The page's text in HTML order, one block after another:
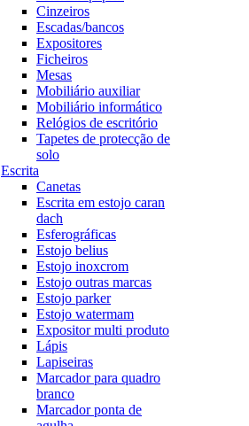
Cinzeiros
Escadas/bancos
Expositores
Ficheiros
Mesas
Mobiliário auxiliar
Mobiliário informático
Relógios de escritório
Tapetes de protecção de
solo
Escrita
Canetas
Escrita em estojo caran
dach
Esferográficas
Estojo belius
Estojo inoxcrom
Estojo outras marcas
Estojo parker
Estojo watermam
Expositor multi produto
Lápis
Lapiseiras
Marcador para quadro
branco
Marcador ponta de